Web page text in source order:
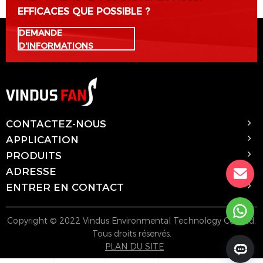
EFFICACES QUE POSSIBLE ?
DEMANDE
D'INFORMATIONS
CONTACTEZ-NOUS
APPLICATION
PRODUITS
ADRESSE
ENTRER EN CONTACT
Copyright © 2022 Vindus Environmental Technology Co., Ltd.
Tous droits réservés.
PLAN DU SITE